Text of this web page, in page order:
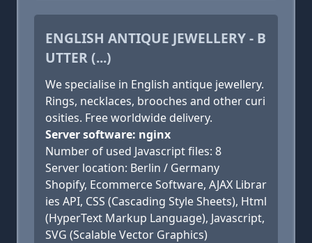
ENGLISH ANTIQUE JEWELLERY - B
UTTER (...)
We specialise in English antique jewellery.
Rings, necklaces, brooches and other curi
osities. Free worldwide delivery.
Server software: nginx
Number of used Javascript files: 8
Server location: Berlin / Germany
Shopify, Ecommerce Software, AJAX Librar
ies API, CSS (Cascading Style Sheets), Html
(HyperText Markup Language), Javascript,
SVG (Scalable Vector Graphics)